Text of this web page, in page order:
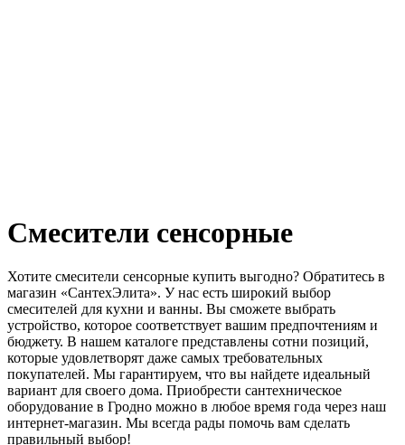
Смесители сенсорные
Хотите смесители сенсорные купить выгодно? Обратитесь в
магазин «СантехЭлита». У нас есть широкий выбор
смесителей для кухни и ванны. Вы сможете выбрать
устройство, которое соответствует вашим предпочтениям и
бюджету. В нашем каталоге представлены сотни позиций,
которые удовлетворят даже самых требовательных
покупателей. Мы гарантируем, что вы найдете идеальный
вариант для своего дома. Приобрести сантехническое
оборудование в Гродно можно в любое время года через наш
интернет-магазин. Мы всегда рады помочь вам сделать
правильный выбор!